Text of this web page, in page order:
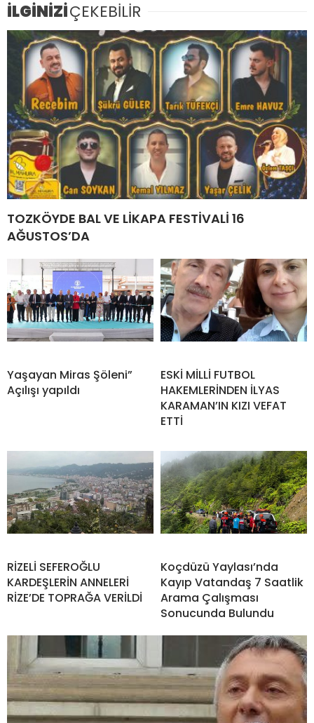
İLGİNİZİÇEKEBİLİR
TOZKÖYDE BAL VE LİKAPA FESTİVALİ 16
AĞUSTOS’DA
Yaşayan Miras Şöleni”
Açılışı yapıldı
ESKİ MİLLİ FUTBOL
HAKEMLERİNDEN İLYAS
KARAMAN’IN KIZI VEFAT
ETTİ
RİZELİ SEFEROĞLU
KARDEŞLERİN ANNELERİ
RİZE’DE TOPRAĞA VERİLDİ
Koçdüzü Yaylası’nda
Kayıp Vatandaş 7 Saatlik
Arama Çalışması
Sonucunda Bulundu